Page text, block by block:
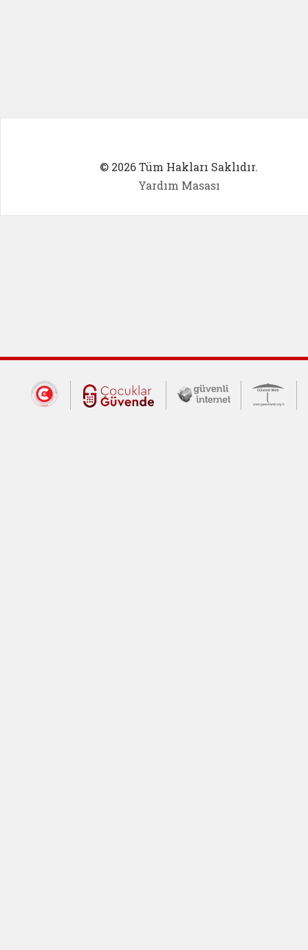
© 2026 Tüm Hakları Saklıdır.
Yardım Masası
Dış Bağlantılar
Cumhurbaşkanlığı İletişim Merkezi
Çocuklar Güvende (yeni
Güvenli